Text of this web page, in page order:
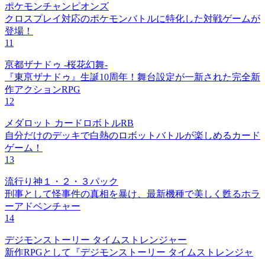
ポケモンチャンピオンズ
クロスプレイ対応のポケモンバトルに特化した対戦ゲームが
登場！
11
亰都ザナドゥ -桜花幻舞-
『東亰ザナドゥ』生誕10周年！舞台設定が一新された完全新
作アクションRPG
12
メダロット カードロボトルRB
自分だけのデッキで白熱のロボットバトルが楽しめるカード
ゲーム！
13
流行り神１・２・３パック
刑事として怪事件の真相を暴け、最新機種で美しく甦るホラ
ーアドベンチャー
14
デジモンストーリー タイムストレンジャー
新作RPGとして『デジモンストーリー タイムストレンジャ